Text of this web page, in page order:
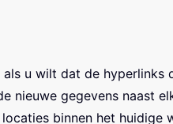
als u wilt dat de hyperlinks
nieuwe gegevens naast
binnen het